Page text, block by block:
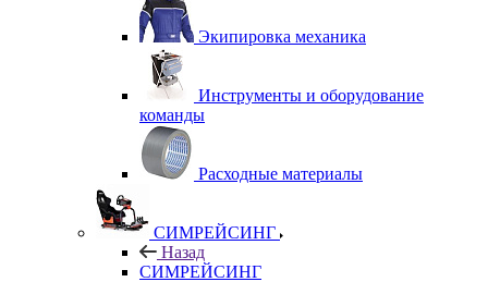
Экипировка механика
Инструменты и оборудование
команды
Расходные материалы
СИМРЕЙСИНГ
Назад
СИМРЕЙСИНГ